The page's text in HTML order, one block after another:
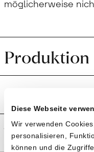
Diese Webseite
Wir verwenden
personalisieren,
können und die
möglicherweise
Produktion
Weitere